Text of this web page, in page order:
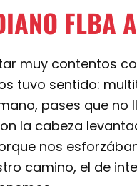
FLBA
muy contentos
tuvo sentido:
pases que
la cabeza
nos
camino, el de